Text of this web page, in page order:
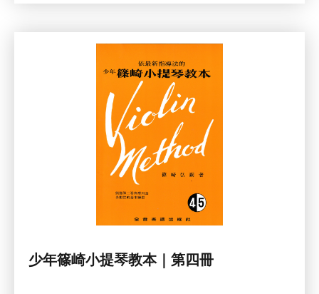
少年篠崎小提琴教本｜第四冊